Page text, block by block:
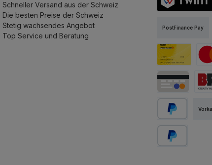
Schneller Versand aus der Schweiz
Die besten Preise der Schweiz
Stetig wachsendes Angebot
Top Service und Beratung
PostFinance Pay